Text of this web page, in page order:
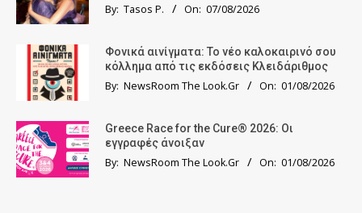
By: Tasos P. On: 07/08/2026
Φονικά αινίγματα: Το νέο καλοκαιρινό σου
κόλλημα από τις εκδόσεις Κλειδάριθμος
By: NewsRoom The Look.Gr On: 01/08/2026
Greece Race for the Cure® 2026: Οι
εγγραφές άνοιξαν
By: NewsRoom The Look.Gr On: 01/08/2026